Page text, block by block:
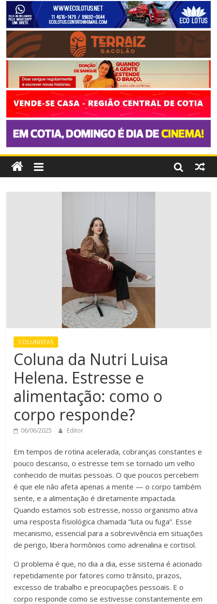
COLUNISTAS
Coluna da Nutri Luisa
Helena. Estresse e
alimentação: como o
corpo responde?
06/06/2025 Editor
Em tempos de rotina acelerada, cobranças constantes e
pouco descanso, o estresse tem se tornado um velho
conhecido de muitas pessoas. O que poucos percebem
é que ele não afeta apenas a mente — o corpo também
sente, e a alimentação é diretamente impactada.
Quando estamos sob estresse, nosso organismo ativa
uma resposta fisiológica chamada “luta ou fuga”. Esse
mecanismo, essencial para a sobrevivência em situações
de perigo, libera hormônios como adrenalina e cortisol.
O problema é que, no dia a dia, esse sistema é acionado
repetidamente por fatores como trânsito, prazos,
excesso de trabalho e preocupações pessoais. E o
corpo responde como se estivesse constantemente em